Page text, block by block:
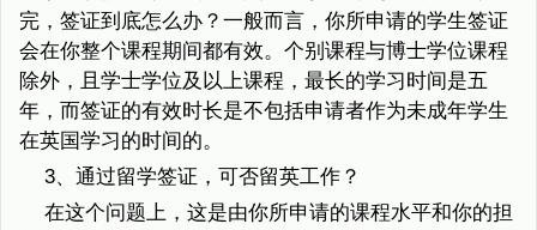
完，签证到底怎么办？一般而言，你所申请的学生签证
会在你整个课程期间都有效。个别课程与博士学位课程
除外，且学士学位及以上课程，最长的学习时间是五
年，而签证的有效时长是不包括申请者作为未成年学生
在英国学习的时间的。
3、通过留学签证，可否留英工作？
在这个问题上，这是由你所申请的课程水平和你的担